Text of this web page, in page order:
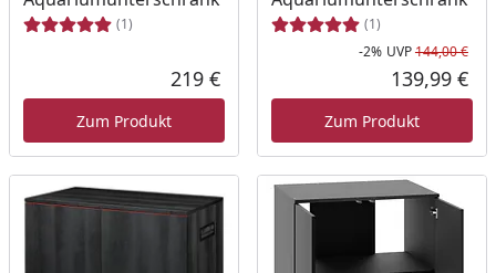
(1)
Aktueller Preis
219 €
Zum Produkt
(1)
-2% UVP144,00 €
139,99 €
Zum Produkt